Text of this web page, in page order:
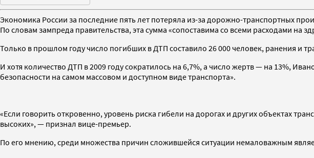
Экономика России за последние пять лет потеряла из-за дорожно-транспортных
По словам зампреда правительства, эта сумма «сопоставима со всеми расходами на
Только в прошлом году число погибших в ДТП составило 26 000 человек, ранения и
И хотя количество ДТП в 2009 году сократилось на 6,7%, а число жертв — на 13%,
безопасности на самом массовом и доступном виде транспорта».
«Если говорить откровенно, уровень риска гибели на дорогах и других объектах
высоких», — признал вице-премьер.
По его мнению, среди множества причин сложившейся ситуации немаловажным